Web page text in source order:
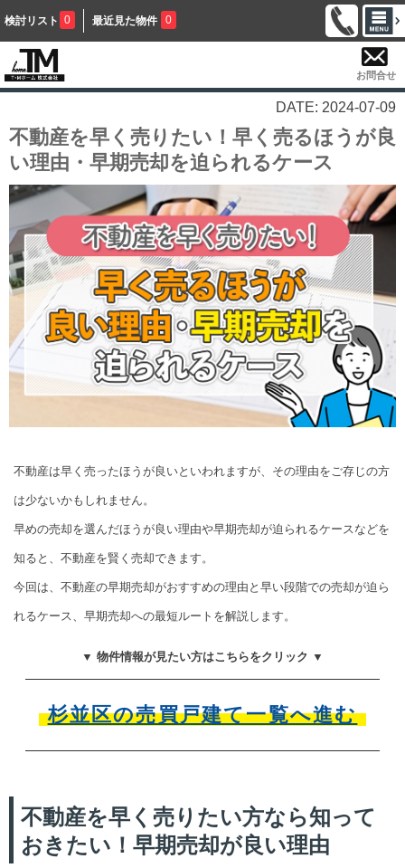
検討リスト 0 最近見た物件 0
お問合せ
DATE: 2024-07-09
不動産を早く売りたい！早く売るほうが良
い理由・早期売却を迫られるケース
不動産は早く売ったほうが良いといわれますが、その理由をご存じの方
は少ないかもしれません。
早めの売却を選んだほうが良い理由や早期売却が迫られるケースなどを
知ると、不動産を賢く売却できます。
今回は、不動産の早期売却がおすすめの理由と早い段階での売却が迫ら
れるケース、早期売却への最短ルートを解説します。
▼ 物件情報が見たい方はこちらをクリック ▼
杉並区の売買戸建て一覧へ進む
不動産を早く売りたい方なら知って
おきたい！早期売却が良い理由